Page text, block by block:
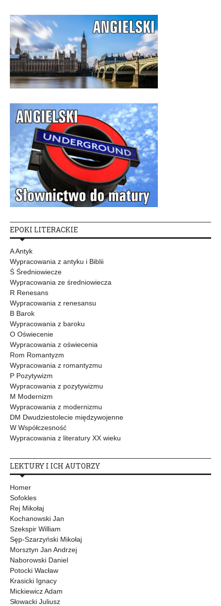
EPOKI LITERACKIE
A Antyk
Wypracowania z antyku i Biblii
Ś Średniowiecze
Wypracowania ze średniowiecza
R Renesans
Wypracowania z renesansu
B Barok
Wypracowania z baroku
O Oświecenie
Wypracowania z oświecenia
Rom Romantyzm
Wypracowania z romantyzmu
P Pozytywizm
Wypracowania z pozytywizmu
M Modernizm
Wypracowania z modernizmu
DM Dwudziestolecie międzywojenne
W Współczesność
Wypracowania z literatury XX wieku
LEKTURY I ICH AUTORZY
Homer
Sofokles
Rej Mikołaj
Kochanowski Jan
Szekspir William
Sęp-Szarzyński Mikołaj
Morsztyn Jan Andrzej
Naborowski Daniel
Potocki Wacław
Krasicki Ignacy
Mickiewicz Adam
Słowacki Juliusz